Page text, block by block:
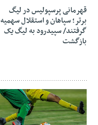
قهرمانی پرسپولیس در لیگ
برتر؛ سپاهان و استقلال سهمیه
گرفتند/ سپیدرود به لیگ یک
بازگشت